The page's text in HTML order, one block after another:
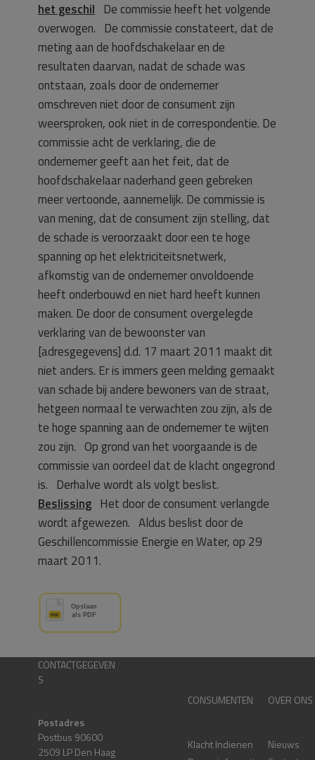
het geschil De commissie heeft het volgende
overwogen. De commissie constateert, dat de
meting aan de hoofdschakelaar en de
resultaten daarvan, nadat de schade was
ontstaan, zoals door de ondernemer
omschreven niet door de consument zijn
weersproken, ook niet in de correspondentie. De
commissie acht de verklaring, die de
ondernemer geeft aan het feit, dat de
hoofdschakelaar naderhand geen gebreken
meer vertoonde, aannemelijk. De commissie is
van mening, dat de consument zijn stelling, dat
de schade is veroorzaakt door een te hoge
spanning op het elektriciteitsnetwerk,
afkomstig van de ondernemer onvoldoende
heeft onderbouwd en niet hard heeft kunnen
maken. De door de consument overgelegde
verklaring van de bewoonster van
[adresgegevens] d.d. 17 maart 2011 maakt dit
niet anders. Er is immers geen melding gemaakt
van schade bij andere bewoners van de straat,
hetgeen normaal te verwachten zou zijn, als de
te hoge spanning aan de ondernemer te wijten
zou zijn. Op grond van het voorgaande is de
commissie van oordeel dat de klacht ongegrond
is. Derhalve wordt als volgt beslist.
Beslissing Het door de consument verlangde
wordt afgewezen. Aldus beslist door de
Geschillencommissie Energie en Water, op 29
maart 2011.
CONTACTGEGEVEN
S
Postadres
Postbus 90600
2509 LP Den Haag
CONSUMENTEN
Klacht Indienen
OVER ONS
Nieuws